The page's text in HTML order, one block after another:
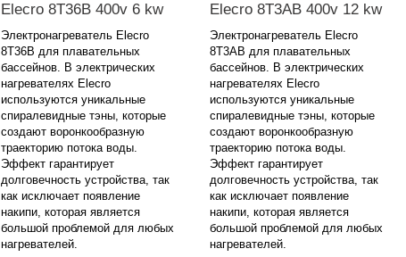
Elecro 8T36B 400v 6 kw
Электронагреватель Elecro
8Т36В для плавательных
бассейнов. В электрических
нагревателях Elecro
используются уникальные
спиралевидные тэны, которые
создают воронкообразную
траекторию потока воды.
Эффект гарантирует
долговечность устройства, так
как исключает появление
накипи, которая является
большой проблемой для любых
нагревателей.
Elecro 8Т3AВ 400v 12 kw
Электронагреватель Elecro
8Т3AВ для плавательных
бассейнов. В электрических
нагревателях Elecro
используются уникальные
спиралевидные тэны, которые
создают воронкообразную
траекторию потока воды.
Эффект гарантирует
долговечность устройства, так
как исключает появление
накипи, которая является
большой проблемой для любых
нагревателей.